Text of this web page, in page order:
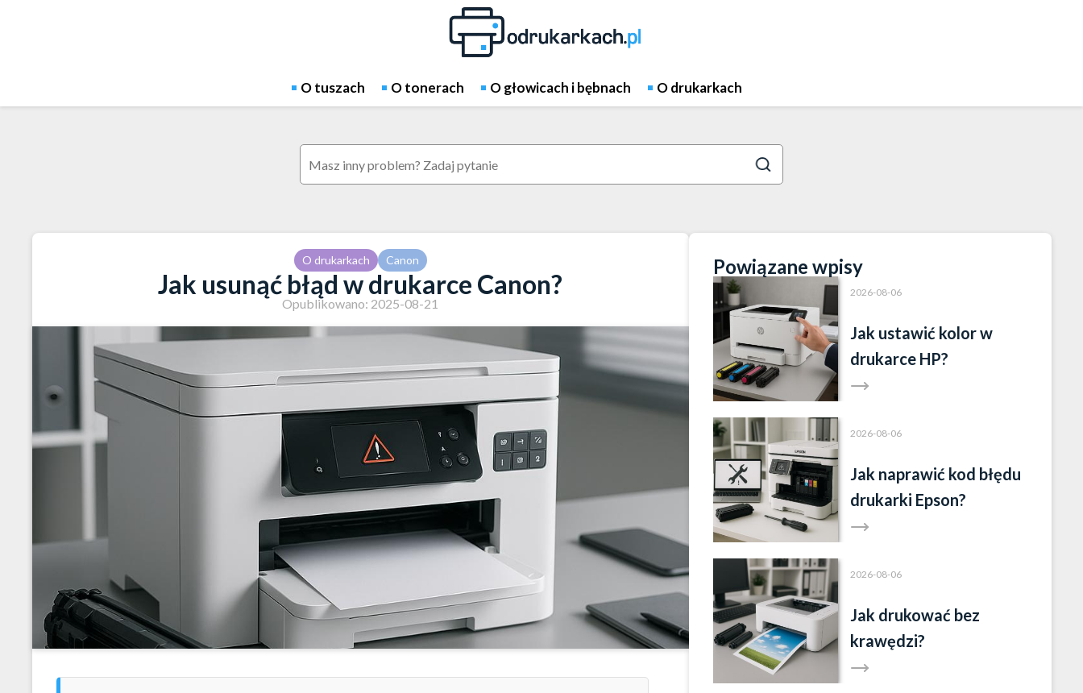
O tuszach O tonerach O głowicach i bębnach O drukarkach
Szukaj:
O drukarkach Canon
Jak usunąć błąd w drukarce Canon?
Opublikowano: 2025-08-21
Powiązane wpisy
2026-08-06
Jak ustawić kolor w
drukarce HP?
2026-08-06
Jak naprawić kod błędu
drukarki Epson?
2026-08-06
Jak drukować bez
krawędzi?